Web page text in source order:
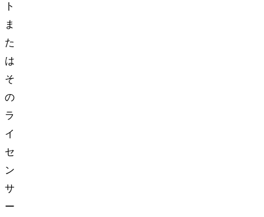
ト
ま
た
は
そ
の
ラ
イ
セ
ン
サ
ー